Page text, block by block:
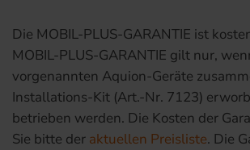
Die MOBIL-PLUS-GARANTIE ist
MOBIL-PLUS-GARANTIE gilt nur,
vorgenannten Aquion-Geräte
Installations-Kit (Art.-Nr. 7123)
betrieben werden. Die Kosten der
Sie bitte der aktuellen Preisliste. Die